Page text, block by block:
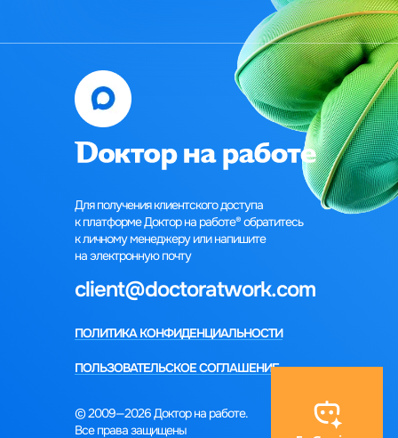
© 2009—2026 Доктор на работе.
Все права защищены
Для получения клиентского доступа
к платформе Доктор на работе®‎‎ обратитесь
к личному менеджеру или напишите
на электронную почту
client@doctoratwork.com
ПОЛЬЗОВАТЕЛЬСКОЕ СОГЛАШЕНИЕ
ПОЛИТИКА КОНФИДЕНЦИАЛЬНОСТИ